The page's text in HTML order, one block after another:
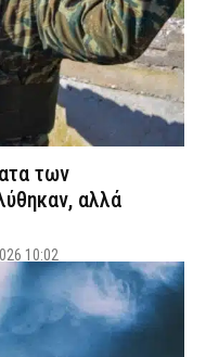
των
αλλά
10:02